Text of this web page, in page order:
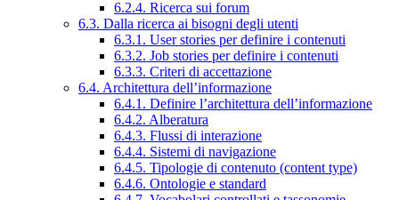
6.2.4. Ricerca sui forum
6.3. Dalla ricerca ai bisogni degli utenti
6.3.1. User stories per definire i contenuti
6.3.2. Job stories per definire i contenuti
6.3.3. Criteri di accettazione
6.4. Architettura dell’informazione
6.4.1. Definire l’architettura dell’informazione
6.4.2. Alberatura
6.4.3. Flussi di interazione
6.4.4. Sistemi di navigazione
6.4.5. Tipologie di contenuto (content type)
6.4.6. Ontologie e standard